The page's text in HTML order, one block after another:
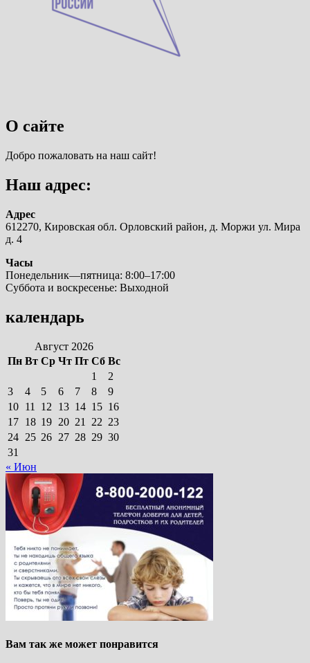
О сайте
Добро пожаловать на наш сайт!
Наш адрес:
Адрес
612270, Кировская обл. Орловский район, д. Моржи ул. Мира
д. 4
Часы
Понедельник—пятница: 8:00–17:00
Суббота и воскресенье: Выходной
календарь
Август 2026
Пн Вт Ср Чт Пт Сб Вс
1
2
3
4 5 6 7 8
9
10 11 12 13 14 15 16
17 18 19 20 21 22 23
24 25 26 27 28 29 30
31
« Июн
Вам так же может понравится